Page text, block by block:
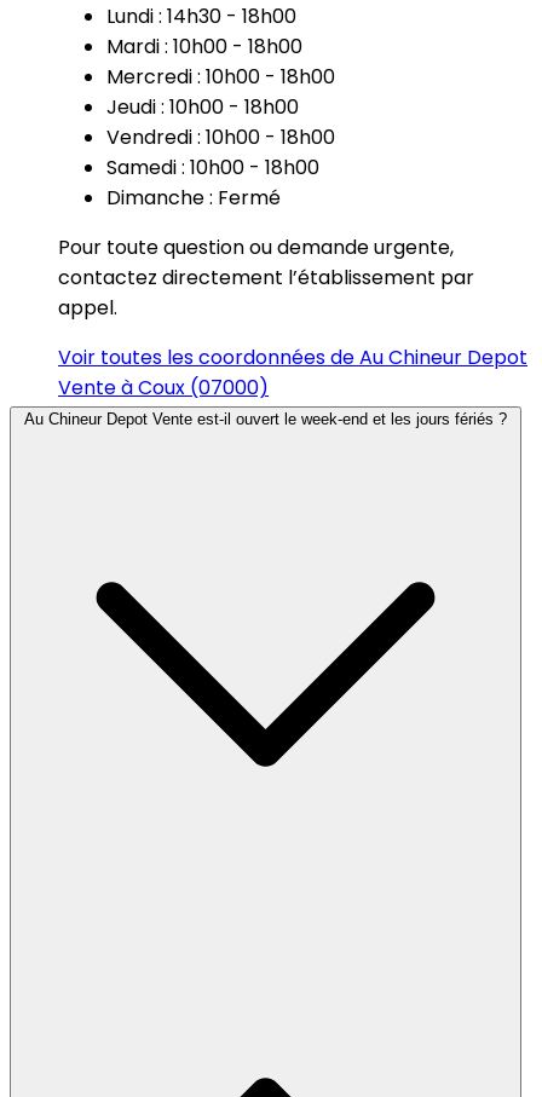
Lundi : 14h30 - 18h00
Mardi : 10h00 - 18h00
Mercredi : 10h00 - 18h00
Jeudi : 10h00 - 18h00
Vendredi : 10h00 - 18h00
Samedi : 10h00 - 18h00
Dimanche : Fermé
Pour toute question ou demande urgente,
contactez directement l’établissement par
appel.
Voir toutes les coordonnées de Au Chineur Depot
Vente à Coux (07000)
Au Chineur Depot Vente est-il ouvert le week-end et les jours fériés ?